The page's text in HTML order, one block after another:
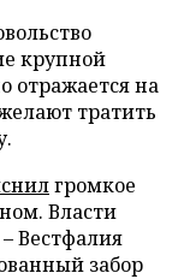
крупной
отражается на
тратить
громкое
Власти
Вестфалия
забор